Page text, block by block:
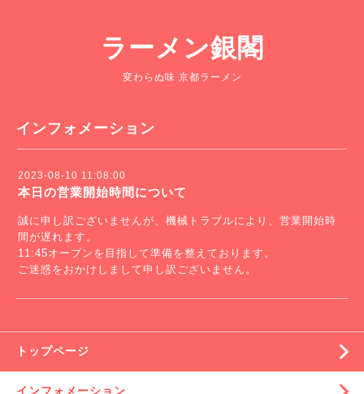
ラーメン銀閣
変わらぬ味 京都ラーメン
インフォメーション
2023-08-10 11:08:00
本日の営業開始時間について
誠に申し訳ございませんが、機械トラブルにより、営業開始時
間が遅れます。
11:45オープンを目指して準備を整えております。
ご迷惑をおかけしまして申し訳ございません。
トップページ
インフォメーション